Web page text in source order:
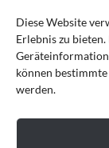
Diese Website
Erlebnis zu
können
werden.
Mein
Cookie-